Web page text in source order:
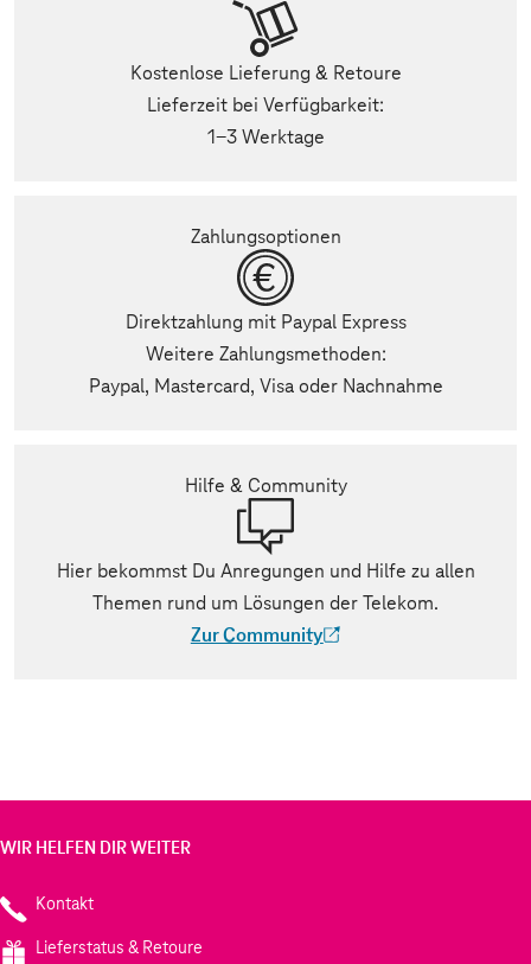
Kostenlose Lieferung & Retoure
Lieferzeit bei Verfügbarkeit:
1-3 Werktage
Zahlungsoptionen
Direktzahlung mit Paypal Express
Weitere Zahlungsmethoden:
Paypal, Mastercard, Visa oder Nachnahme
Hilfe & Community
Hier bekommst Du Anregungen und Hilfe zu allen
Themen rund um Lösungen der Telekom.
Zur Community
(Der Link wird in einem neuen Tab
WIR HELFEN DIR WEITER
Kontakt
Lieferstatus & Retoure